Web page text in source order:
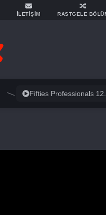
İLETİŞİM RASTGELE
Fifties Professionals